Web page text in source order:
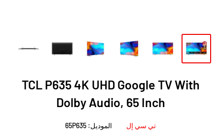
TCL P635 4K UHD Google TV With
Dolby Audio, 65 Inch
تي سي إل الموديل: 65P635